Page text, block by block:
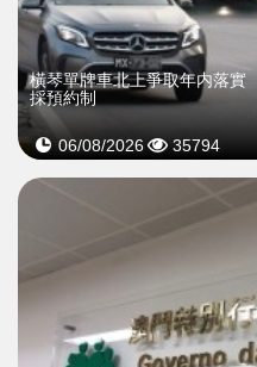
橫琴單牌車北上爭取年内落實
採預約制
06/08/2026 35794